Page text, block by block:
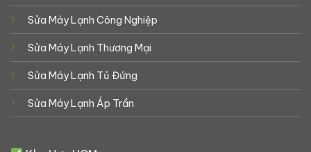
Sửa Máy Lạnh Công Nghiệp
Sửa Máy Lạnh Thương Mại
Sửa Máy Lạnh Tủ Đứng
Sửa Máy Lạnh Áp Trần